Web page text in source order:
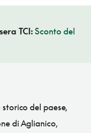
TCI:Sconto del
del paese,
di Aglianico,